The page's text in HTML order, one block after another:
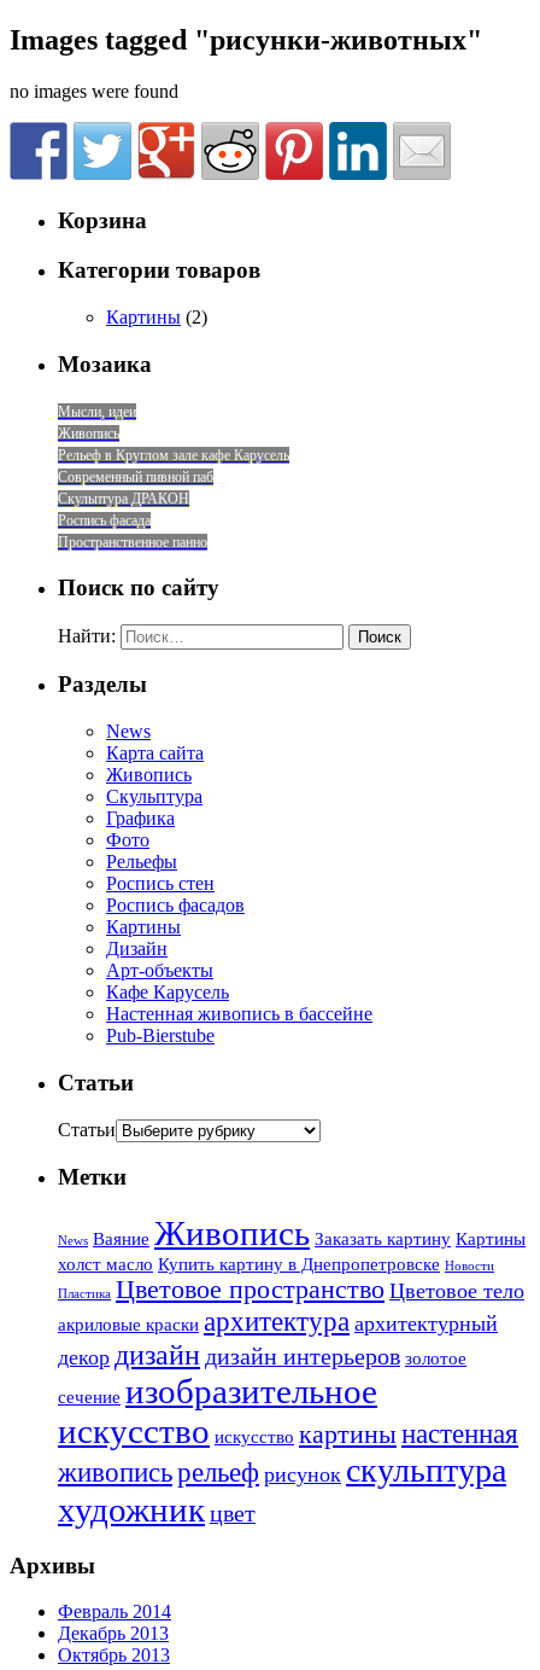
Images tagged "рисунки-животных"
no images were found
Корзина
Категории товаров
Картины (2)
Мозаика
Мысли, идеи
Живопись
Рельеф в Круглом зале кафе Карусель
Современный пивной паб
Скульптура ДРАКОН
Роспись фасада
Пространственное панно
Поиск по сайту
Найти:
Разделы
News
Карта сайта
Живопись
Скульптура
Графика
Фото
Рельефы
Роспись стен
Роспись фасадов
Картины
Дизайн
Арт-объекты
Кафе Карусель
Настенная живопись в бассейне
Pub-Bierstube
Статьи
Статьи
Метки
News Ваяние Живопись Заказать картину Картины
холст масло Купить картину в Днепропетровске Новости
Пластика Цветовое пространство Цветовое тело
акриловые краски архитектура архитектурный
декор дизайн дизайн интерьеров золотое
сечение изобразительное
искусство искусство картинынастенная
живописьрельеф рисунок скульптура
художникцвет
Архивы
Февраль 2014
Декабрь 2013
Октябрь 2013